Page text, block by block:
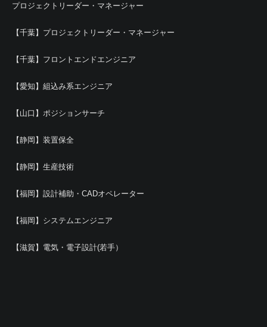
プロジェクトリーダー・マネージャー
【千葉】プロジェクトリーダー・マネージャー
【千葉】フロントエンドエンジニア
【愛知】組込み系エンジニア
【山口】ポジションサーチ
【静岡】装置保全
【静岡】生産技術
【福岡】設計補助・CADオペレーター
【福岡】システムエンジニア
【滋賀】電気・電子設計(若手）